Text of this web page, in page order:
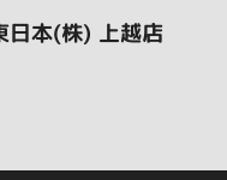
日本(株) 上越店